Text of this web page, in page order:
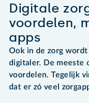
Digitale
voordelen,
apps
Ook in de zorg wordt
digitaler. De meeste
voordelen. Tegelijk
dat er zó veel